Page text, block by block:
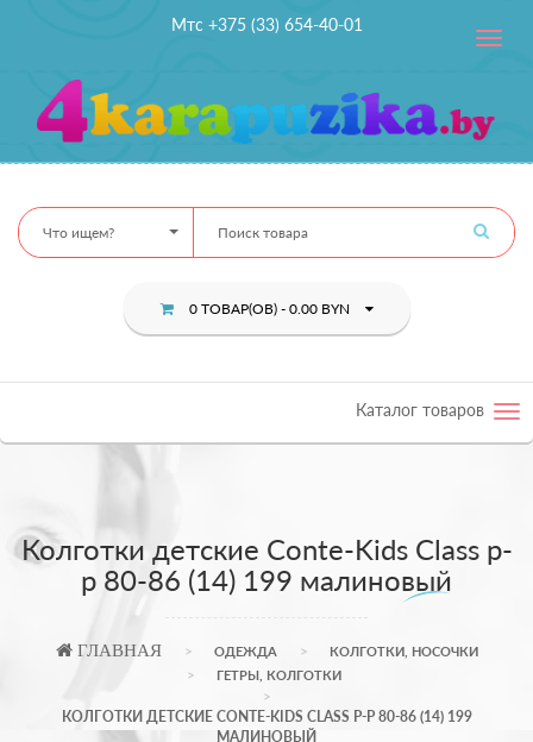
Мтс +375 (33) 654-40-01
Toggle
Что ищем?
0 ТОВАР(ОВ) - 0.00 BYN
Каталог товаров
Колготки детские Conte-Kids Class р-
р 80-86 (14) 199 малиновый
ГЛАВНАЯ ОДЕЖДА
КОЛГОТКИ, НОСОЧКИ
ГЕТРЫ, КОЛГОТКИ
КОЛГОТКИ ДЕТСКИЕ CONTE-KIDS CLASS Р-Р 80-86 (14) 199
МАЛИНОВЫЙ